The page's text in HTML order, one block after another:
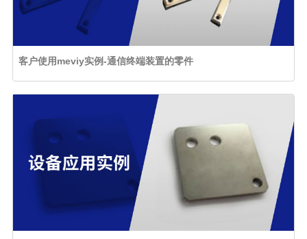
客户使用meviy实例-通信终端装置的零件